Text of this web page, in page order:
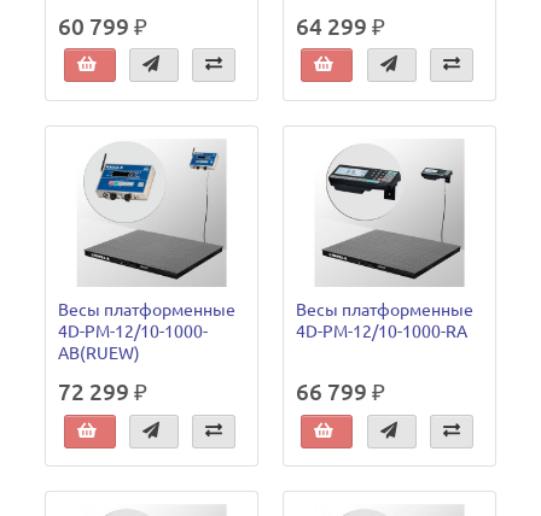
60 799 ₽ 64 299 ₽
Весы платформенные
4D-PM-12/10-1000-
AB(RUEW)
72 299 ₽
Весы платформенные
4D-PM-12/10-1000-RA
66 799 ₽